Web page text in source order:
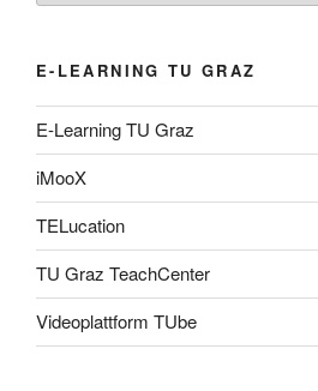
E-LEARNING TU GRAZ
E-Learning TU Graz
iMooX
TELucation
TU Graz TeachCenter
Videoplattform TUbe